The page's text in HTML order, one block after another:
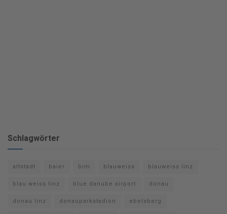
Schlagwörter
altstadt baier bim blauweiss blauweiss linz
blau weiss linz blue danube airport donau
donau linz donauparkstadion ebelsberg